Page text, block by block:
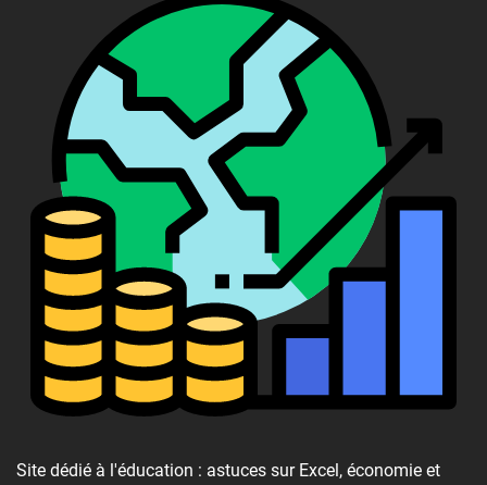
Site dédié à l'éducation : astuces sur Excel, économie et